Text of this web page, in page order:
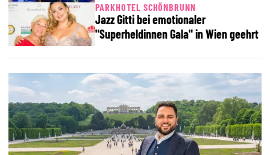
PARKHOTEL SCHÖNBRUNN
Jazz Gitti bei emotionaler
"Superheldinnen Gala" in Wien geehrt